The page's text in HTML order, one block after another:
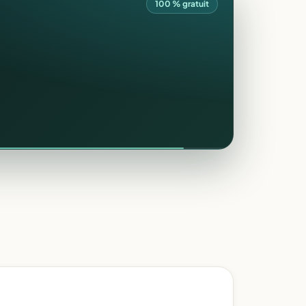
100 % gratuit